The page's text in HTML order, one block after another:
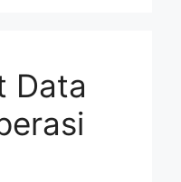
Data